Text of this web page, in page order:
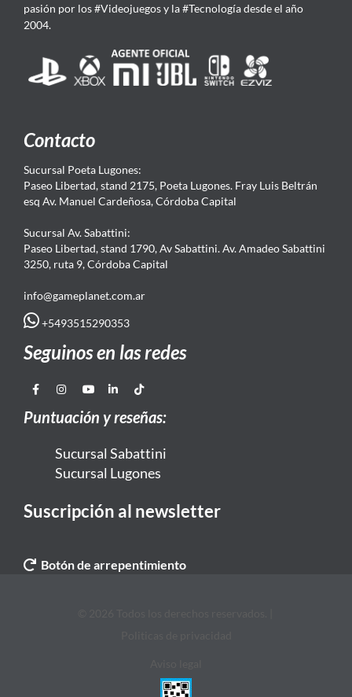
pasión por los #Videojuegos y la #Tecnología desde el año
2004.
Contacto
Sucursal Poeta Lugones:
Paseo Libertad, stand 2175, Poeta Lugones. Fray Luis Beltrán
esq Av. Manuel Cardeñosa, Córdoba Capital
Sucursal Av. Sabattini:
Paseo Libertad, stand 1790, Av Sabattini. Av. Amadeo Sabattini
3250, ruta 9, Córdoba Capital
info@gameplanet.com.ar
+5493515290353
Seguinos en las redes
Puntuación y reseñas:
Sucursal Sabattini
Sucursal Lugones
Suscripción al newsletter
Botón de arrepentimiento